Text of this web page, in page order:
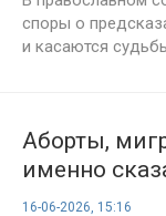
споры о
и касаются
Аборты,
именно
взорвать
16-06-2026, 15:16